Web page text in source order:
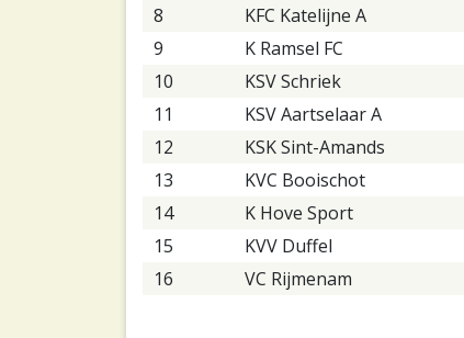
8
KFC Katelijne A
9
K Ramsel FC
10
KSV Schriek
11
KSV Aartselaar A
12
KSK Sint-Amands
13
KVC Booischot
14
K Hove Sport
15
KVV Duffel
16
VC Rijmenam